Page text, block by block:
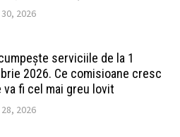
2026
serviciile de la 1
2026. Ce comisioane cresc
va fi cel mai greu lovit
2026